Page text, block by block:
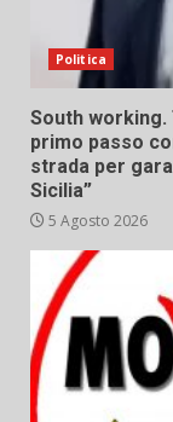
Politica
South
primo passo
strada per
Sicilia”
5 Agosto 2026